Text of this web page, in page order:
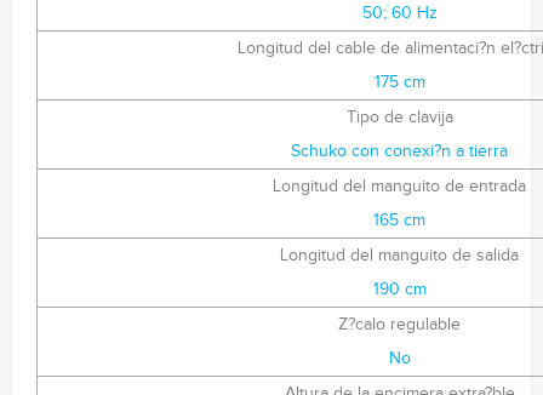
50; 60 Hz
Longitud del cable de alimentaci?n
175 cm
Tipo de clavija
Schuko con conexi?n a tierra
Longitud del manguito de entrada
165 cm
Longitud del manguito de salida
190 cm
Z?calo regulable
No